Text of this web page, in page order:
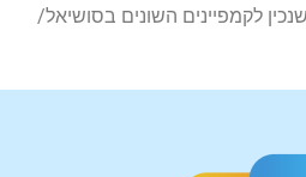
לקמפיינים השונים בסושיאל/